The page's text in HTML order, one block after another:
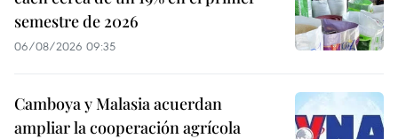
semestre de 2026
06/08/2026 09:35
Camboya y Malasia acuerdan
ampliar la cooperación agrícola